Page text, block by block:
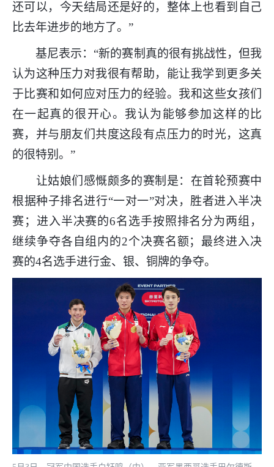
还可以，今天结局还是好的，整体上也看到自己
比去年进步的地方了。”
基尼表示：“新的赛制真的很有挑战性，但我
认为这种压力对我很有帮助，能让我学到更多关
于比赛和如何应对压力的经验。我和这些女孩们
在一起真的很开心。我认为能够参加这样的比
赛，并与朋友们共度这段有点压力的时光，这真
的很特别。”
让姑娘们感慨颇多的赛制是：在首轮预赛中
根据种子排名进行“一对一”对决，胜者进入半决
赛；进入半决赛的6名选手按照排名分为两组，
继续争夺各自组内的2个决赛名额；最终进入决
赛的4名选手进行金、银、铜牌的争夺。